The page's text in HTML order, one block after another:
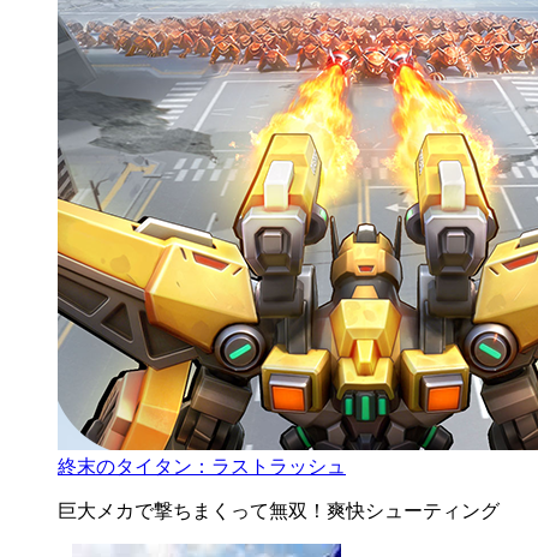
終末のタイタン：ラストラッシュ
巨大メカで撃ちまくって無双！爽快シューティング